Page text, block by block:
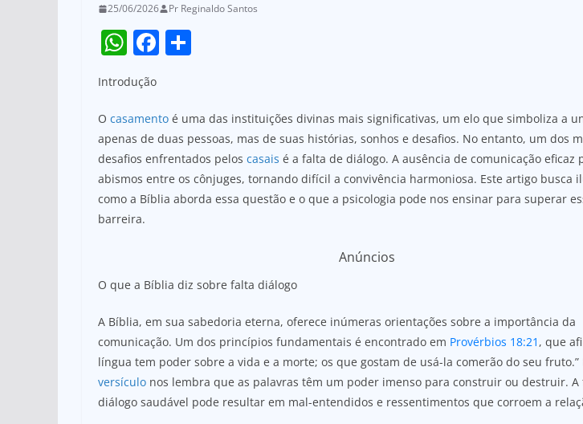
25/06/2026 Pr Reginaldo Santos
W
h
at
s
A
p
p
F
e
b
o
o
e
Introdução
O casamento é uma das instituições divinas mais significativas, um elo que simboliza a
apenas de duas pessoas, mas de suas histórias, sonhos e desafios. No entanto, um dos
desafios enfrentados pelos casais é a falta de diálogo. A ausência de comunicação eficaz
abismos entre os cônjuges, tornando difícil a convivência harmoniosa. Este artigo busca
como a Bíblia aborda essa questão e o que a psicologia pode nos ensinar para superar
barreira.
Anúncios
O que a Bíblia diz sobre falta diálogo
A Bíblia, em sua sabedoria eterna, oferece inúmeras orientações sobre a importância da
comunicação. Um dos princípios fundamentais é encontrado em Provérbios 18:21 , que
língua tem poder sobre a vida e a morte; os que gostam de usá-la comerão do seu fruto.”
versículo nos lembra que as palavras têm um poder imenso para construir ou destruir. A
diálogo saudável pode resultar em mal-entendidos e ressentimentos que corroem a